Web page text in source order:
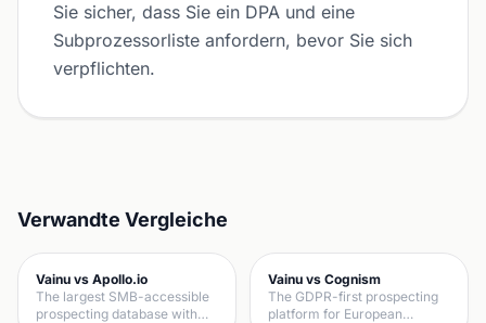
Sie sicher, dass Sie ein DPA und eine
Subprozessorliste anfordern, bevor Sie sich
verpflichten.
Verwandte Vergleiche
Vainu vs Apollo.io
The largest SMB-accessible
prospecting database with…
Vainu vs Cognism
The GDPR-first prospecting
platform for European…